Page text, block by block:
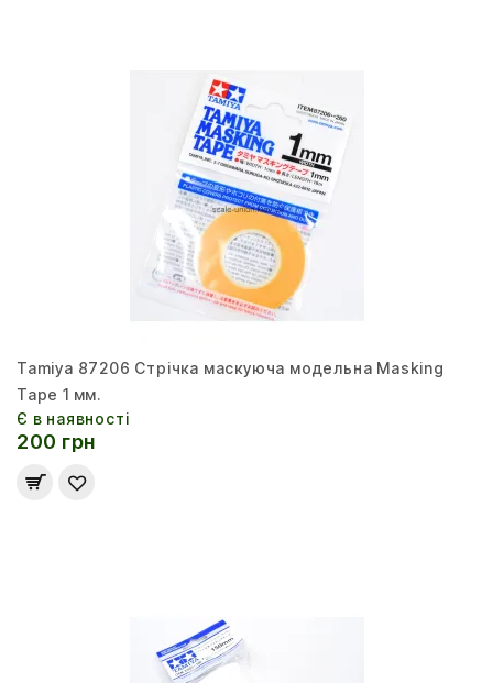
Tamiya 87206 Стрічка маскуюча модельна Masking
Tape 1 мм.
Є в наявності
200 грн